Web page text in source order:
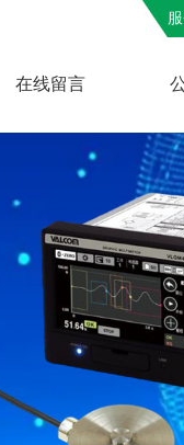
在线留言